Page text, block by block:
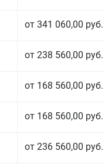
от 341 060,00 руб.
от 238 560,00 руб.
от 168 560,00 руб.
от 168 560,00 руб.
от 236 560,00 руб.